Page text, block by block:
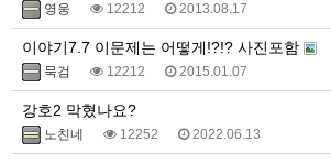
영웅 12212 2013.08.17
이야기7.7 이문제는 어떻게!?!? 사진포함
묵검 12212 2015.01.07
강호2 막혔나요?
노친네 12252 2022.06.13